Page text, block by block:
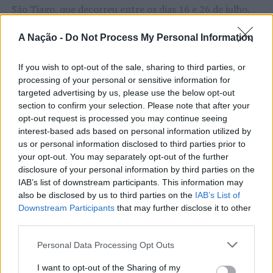
A Nação - Do Not Process My Personal Information
If you wish to opt-out of the sale, sharing to third parties, or
processing of your personal or sensitive information for
targeted advertising by us, please use the below opt-out
section to confirm your selection. Please note that after your
opt-out request is processed you may continue seeing
interest-based ads based on personal information utilized by
us or personal information disclosed to third parties prior to
your opt-out. You may separately opt-out of the further
disclosure of your personal information by third parties on the
IAB’s list of downstream participants. This information may
also be disclosed by us to third parties on the IAB’s List of
Downstream Participants that may further disclose it to other
Personal Data Processing Opt Outs
I want to opt-out of the Sharing of my
São Tiago, que decorreu entre os dias 16 e 26 de julho,
certames populares de Portugal. Com origens medievais
tradição, atividade económica, comércio, gastronomia,
animação cultural e divulgação empresarial,
constituindo um dos principais momentos de promoção
do município e da Beira Interior.
Para António Carlos, o crescimento alcançado ao longo
dos últimos anos representa o cumprimento dos
objetivos que traçou quando iniciou o seu percurso no
setor imobiliário. O empresário considera que o
reconhecimento conquistado resulta da proximidade
com a comunidade e da capacidade de apoiar não apenas
compradores e vendedores, mas também iniciativas
locais e projetos de desenvolvimento regional. Segundo
sua presença em vários concelhos da Beira Interior e
CONTINUAR A LER
ATUALIDADE
Rio de Janeiro: Governo do Estado
propõe parceria com a FUNCEX para
“reforçar inteligência sobre
comércio exterior”